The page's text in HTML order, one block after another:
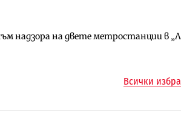
надзора на двете метростанции в
надзора на двете метростанции в
езеро става част от бъдещата
Всички